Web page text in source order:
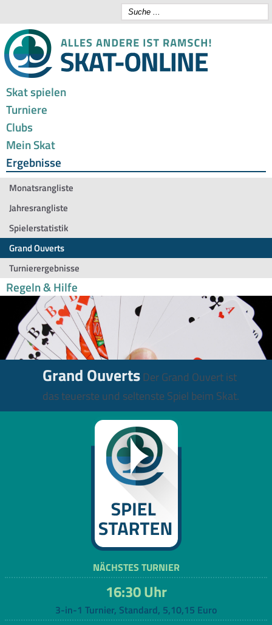
Skat spielen
Turniere
Clubs
Mein Skat
Ergebnisse
Monatsrangliste
Jahresrangliste
Spielerstatistik
Grand Ouverts
Turnierergebnisse
Regeln & Hilfe
Grand OuvertsDer Grand Ouvert ist
das teuerste und seltenste Spiel beim Skat.
NÄCHSTES TURNIER
16:30 Uhr
3-in-1 Turnier, Standard, 5,10,15 Euro